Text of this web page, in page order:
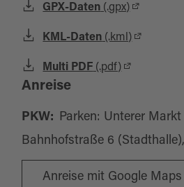
GPX-Daten (.gpx)
KML-Daten (.kml)
Multi PDF (.pdf)
Anreise
PKW: Parken: Unterer Markt
Bahnhofstraße 6
Anreise mit Google